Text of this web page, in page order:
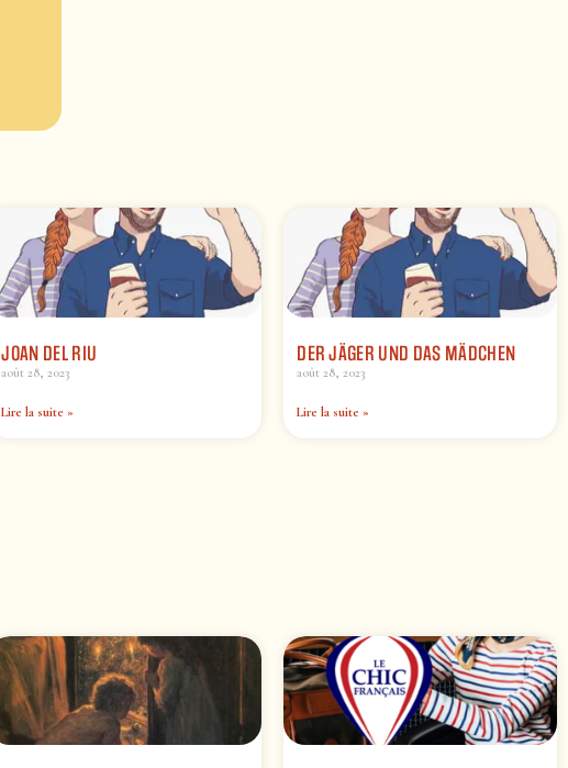
JOAN DEL RIU
août 28, 2023
Lire la suite »
DER JÄGER UND DAS MÄDCHEN
août 28, 2023
Lire la suite »